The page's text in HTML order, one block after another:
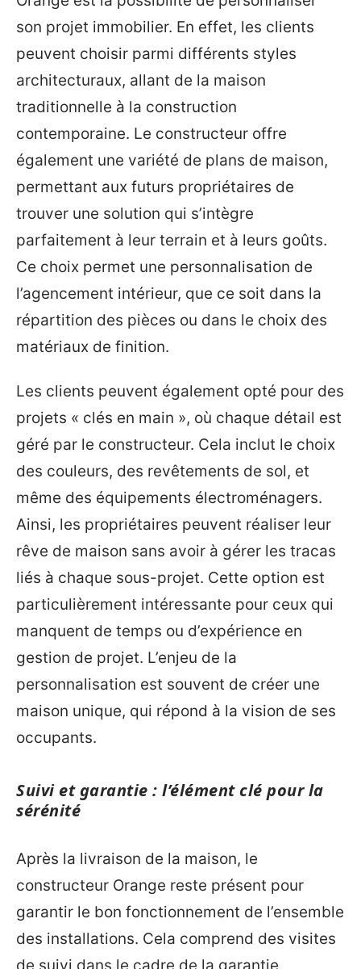
son projet immobilier. En effet, les clients
peuvent choisir parmi différents styles
architecturaux, allant de la maison
traditionnelle à la construction
contemporaine. Le constructeur offre
également une variété de plans de maison,
permettant aux futurs propriétaires de
trouver une solution qui s’intègre
parfaitement à leur terrain et à leurs goûts.
Ce choix permet une personnalisation de
l’agencement intérieur, que ce soit dans la
répartition des pièces ou dans le choix des
matériaux de finition.
Les clients peuvent également opté pour des
projets « clés en main », où chaque détail est
géré par le constructeur. Cela inclut le choix
des couleurs, des revêtements de sol, et
même des équipements électroménagers.
Ainsi, les propriétaires peuvent réaliser leur
rêve de maison sans avoir à gérer les tracas
liés à chaque sous-projet. Cette option est
particulièrement intéressante pour ceux qui
manquent de temps ou d’expérience en
gestion de projet. L’enjeu de la
personnalisation est souvent de créer une
maison unique, qui répond à la vision de ses
occupants.
Suivi et garantie : l’élément clé pour la
sérénité
Après la livraison de la maison, le
constructeur Orange reste présent pour
garantir le bon fonctionnement de l’ensemble
des installations. Cela comprend des visites
de suivi dans le cadre de la garantie